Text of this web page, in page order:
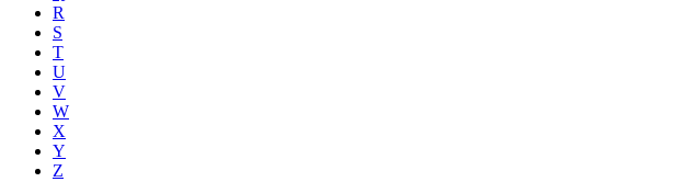
R
S
T
U
V
W
X
Y
Z